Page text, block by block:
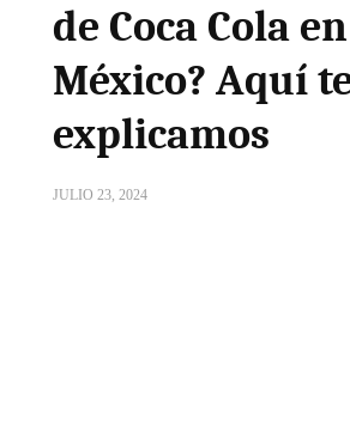
de Coca Cola en
México? Aquí
explicamos
JULIO 23, 2024